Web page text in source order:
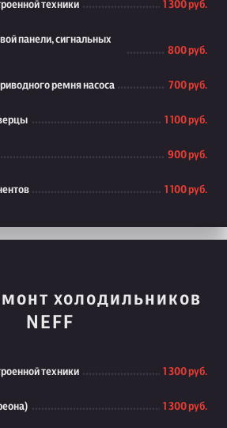
техники 1 300 руб.
панели, сигнальных
800 руб.
ремня насоса 700 руб.
1 100 руб.
900 руб.
1 100 руб.
холодильников
NEFF
техники 1 300 руб.
1 300 руб.